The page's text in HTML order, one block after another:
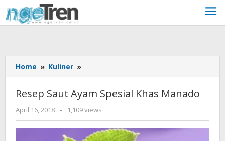
to
content
Home » Kuliner »
Saut
Spesial
Khas
Manado
Resep Saut Ayam Spesial Khas Manado
April 16, 2018
by
unni
- 1,109 views